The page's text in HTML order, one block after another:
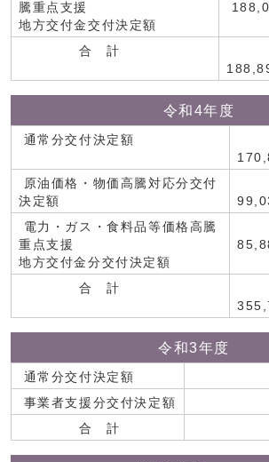
騰重点支援
地方交付金交付決定額
合 計
令和4年度
通常分交付決定額
原油価格・物価高騰対応分交付
決定額
電力・ガス・食料品等価格高騰
重点支援
地方交付金分交付決定額
合 計
令和3年度
通常分交付決定額
事業者支援分交付決定額
合 計